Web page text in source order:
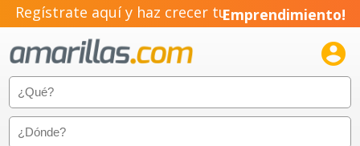
Regístrate aquí y haz crecer tuEmprendimiento!
